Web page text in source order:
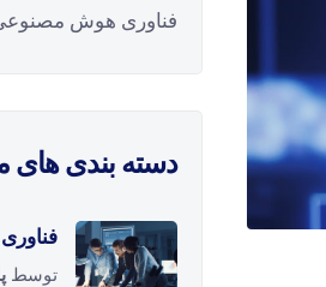
فناوری هوش
دسته بندی های
توسط